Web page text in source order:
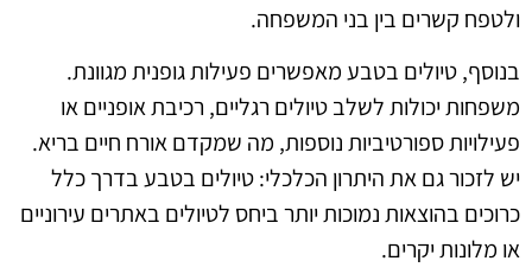
ולטפח קשרים בין בני המשפחה.
בנוסף, טיולים בטבע מאפשרים פעילות גופנית מגוונת.
משפחות יכולות לשלב טיולים רגליים, רכיבת אופניים או
פעילויות ספורטיביות נוספות, מה שמקדם אורח חיים בריא.
יש לזכור גם את היתרון הכלכלי: טיולים בטבע בדרך כלל
כרוכים בהוצאות נמוכות יותר ביחס לטיולים באתרים עירוניים
או מלונות יקרים.